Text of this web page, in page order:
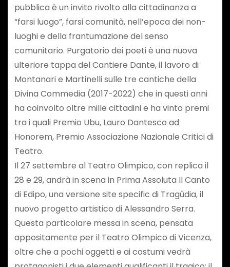
pubblica è un invito rivolto alla cittadinanza a
“farsi luogo”, farsi comunità, nell’epoca dei non-
luoghi e della frantumazione del senso
comunitario. Purgatorio dei poeti è una nuova
ulteriore tappa del Cantiere Dante, il lavoro di
Montanari e Martinelli sulle tre cantiche della
Divina Commedia (2017-2022) che in questi anni
ha coinvolto oltre mille cittadini e ha vinto premi
tra i quali Premio Ubu, Lauro Dantesco ad
Honorem, Premio Associazione Nazionale Critici di
Teatro.
Il 27 settembre al Teatro Olimpico, con replica il
28 e 29, andrà in scena in Prima Assoluta Il Canto
di Edipo, una versione site specific di Tragùdia, il
nuovo progetto artistico di Alessandro Serra.
Questa particolare messa in scena, pensata
appositamente per il Teatro Olimpico di Vicenza,
oltre che a pochi oggetti e ai costumi vedrà